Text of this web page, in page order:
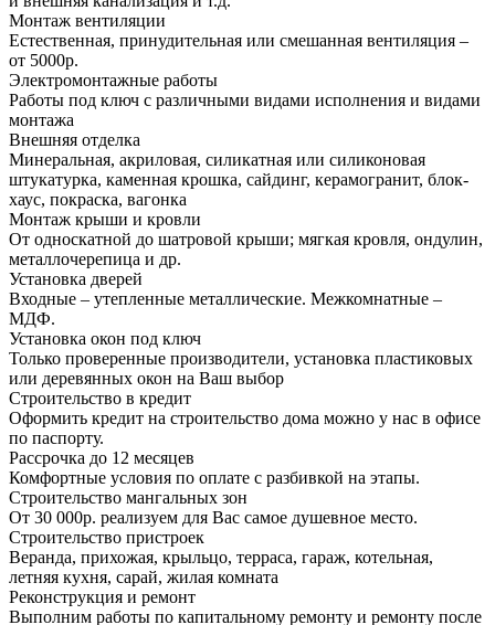
Монтаж вентиляции
Естественная, принудительная или смешанная вентиляция –
от 5000р.
Электромонтажные работы
Работы под ключ с различными видами исполнения и видами
монтажа
Внешняя отделка
Минеральная, акриловая, силикатная или силиконовая
штукатурка, каменная крошка, сайдинг, керамогранит, блок-
хаус, покраска, вагонка
Монтаж крыши и кровли
От односкатной до шатровой крыши; мягкая кровля, ондулин,
металлочерепица и др.
Установка дверей
Входные – утепленные металлические. Межкомнатные –
МДФ.
Установка окон под ключ
Только проверенные производители, установка пластиковых
или деревянных окон на Ваш выбор
Строительство в кредит
Оформить кредит на строительство дома можно у нас в офисе
по паспорту.
Рассрочка до 12 месяцев
Комфортные условия по оплате с разбивкой на этапы.
Строительство мангальных зон
От 30 000р. реализуем для Вас самое душевное место.
Строительство пристроек
Веранда, прихожая, крыльцо, терраса, гараж, котельная,
летняя кухня, сарай, жилая комната
Реконструкция и ремонт
Выполним работы по капитальному ремонту и ремонту после